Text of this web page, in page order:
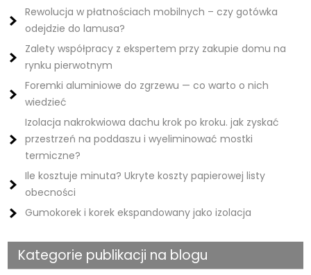
Rewolucja w płatnościach mobilnych – czy gotówka
odejdzie do lamusa?
Zalety współpracy z ekspertem przy zakupie domu na
rynku pierwotnym
Foremki aluminiowe do zgrzewu — co warto o nich
wiedzieć
Izolacja nakrokwiowa dachu krok po kroku. jak zyskać
przestrzeń na poddaszu i wyeliminować mostki
termiczne?
Ile kosztuje minuta? Ukryte koszty papierowej listy
obecności
Gumokorek i korek ekspandowany jako izolacja
Kategorie publikacji na blogu